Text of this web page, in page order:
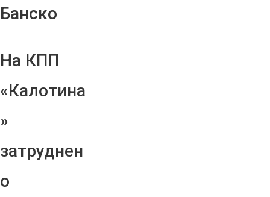
Банско
На КПП
«Калотина
»
затруднен
о